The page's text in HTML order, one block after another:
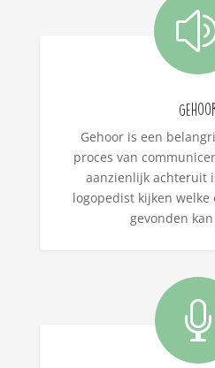
Gehoor
Gehoor is een
proces van
aanzienlijk achteruit
logopedist kijken
gevonden
